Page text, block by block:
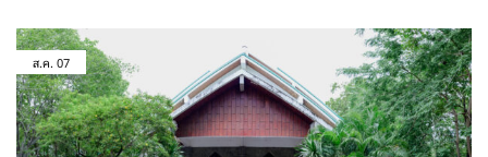
ส.ค. 07